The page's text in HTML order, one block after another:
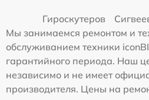
Гироскутеров
Мы занимаемся ремонтом и
обслуживанием техники
гарантийного периода. Наш
независимо и не имеет
производителя. Цены на